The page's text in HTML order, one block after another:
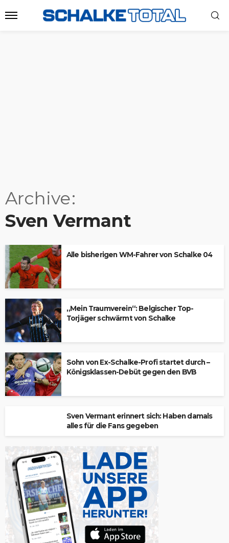
Archive
Sven Vermant
Alle bisherigen WM-Fahrer von Schalke 04
„Mein Traumverein“: Belgischer Top-
Torjäger schwärmt von Schalke
Sohn von Ex-Schalke-Profi startet durch –
Königsklassen-Debüt gegen den BVB
Sven Vermant erinnert sich: Haben damals
alles für die Fans gegeben